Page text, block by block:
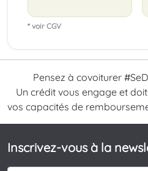
* voir CGV
Pensez à covoiturer
Un crédit vous engage et
vos capacités de
Inscrivez-vous à la